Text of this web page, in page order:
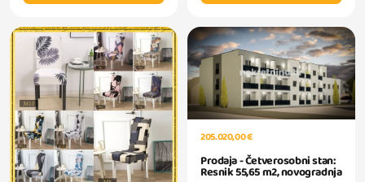
205.020,00 €
Prodaja - Četverosobni stan:
Resnik 55,65 m2, novogradnja